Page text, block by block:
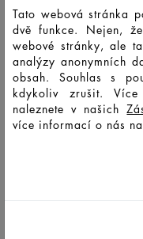
HD12683 LSS 50
F4414 LSO 100
Tato webová stránka
dvě funkce. Nejen,
webové stránky, ale
analýzy anonymních
obsah. Souhlas s
kdykoliv zrušit.
naleznete v našich
více informací o nás